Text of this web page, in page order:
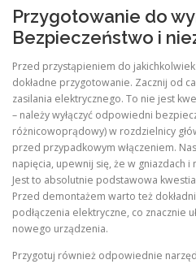
Przygotowanie do
Bezpieczeństwo i
Przed przystąpieniem do
dokładne przygotowanie. Zacznij od
zasilania elektrycznego. To nie jest
– należy wyłączyć odpowiedni
różnicowoprądowy) w rozdzielnicy
przed przypadkowym włączeniem.
napięcia, upewnij się, że w gniazdach i
Jest to absolutnie podstawowa
Przed demontażem warto też
podłączenia elektryczne, co znacznie
nowego urządzenia.
Przygotuj również odpowiednie